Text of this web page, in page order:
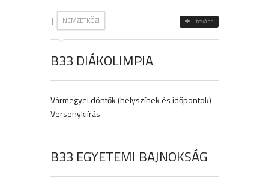
| NEMZETKÖZI tovább
B33 DIÁKOLIMPIA
Vármegyei döntők (helyszínek és időpontok)
Versenykiírás
B33 EGYETEMI BAJNOKSÁG